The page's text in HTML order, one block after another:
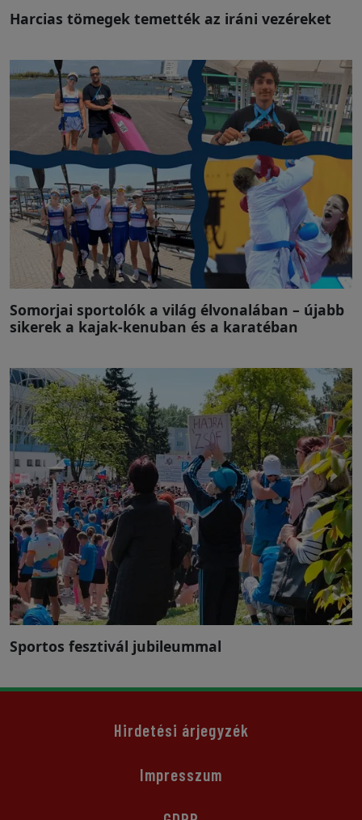
Harcias tömegek temették az iráni vezéreket
Somorjai sportolók a világ élvonalában – újabb
sikerek a kajak-kenuban és a karatéban
Sportos fesztivál jubileummal
Hirdetési árjegyzék
Impresszum